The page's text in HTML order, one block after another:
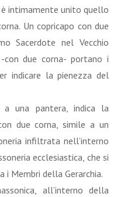
intimamente unito quello
Un copricapo con due
Sacerdote nel Vecchio
con due corna- portano i
indicare la pienezza del
una pantera, indica la
due corna, simile a un
infiltrata nell’interno
ecclesiastica, che si
Membri della Gerarchia.
all’interno della